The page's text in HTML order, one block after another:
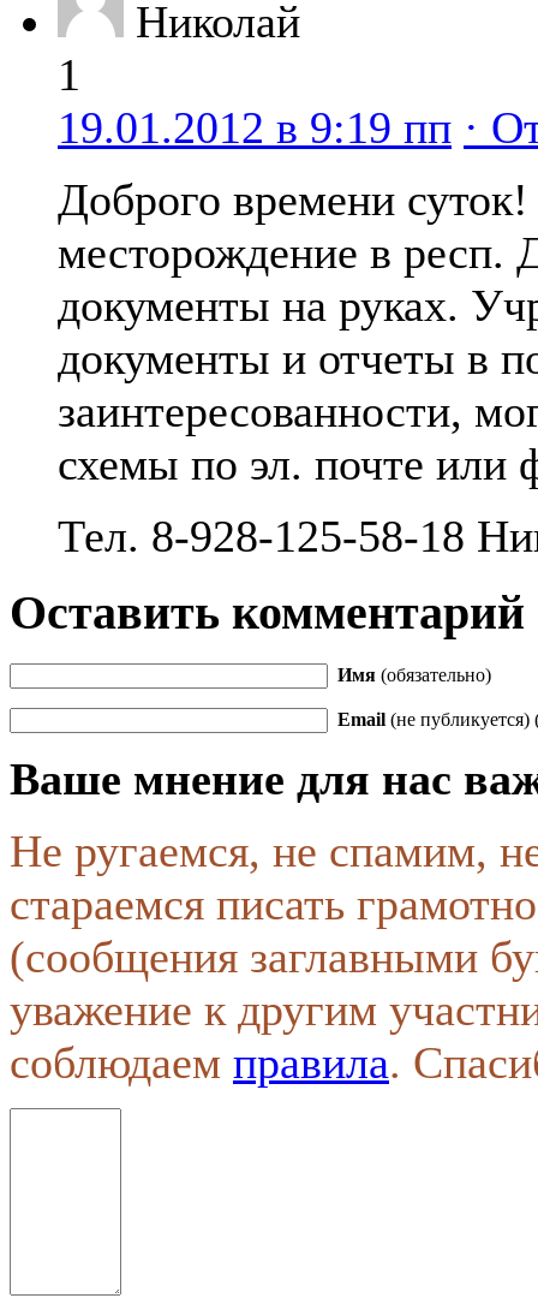
Николай
1
19.01.2012 в 9:19 пп ·
Доброго времени
месторождение в респ.
документы на руках.
документы и отчеты в
заинтересованности,
схемы по эл. почте или
Тел. 8-928-125-58-18
Оставить комментарий
Имя (обязательно)
Email (не публикуется)
Ваше мнение для нас
Не ругаемся, не спамим,
стараемся писать
(сообщения заглавными
уважение к другим
соблюдаем правила.